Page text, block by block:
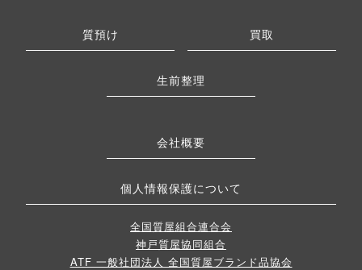
質預け 買取
生前整理
会社概要
個人情報保護について
全国質屋組合連合会
神戸質屋協同組合
ATF 一般社団法人 全国質屋ブランド品協会